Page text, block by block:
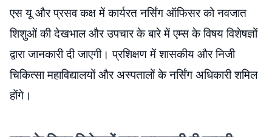
एस यू और प्रसव कक्ष में कार्यरत नर्सिंग ऑफिसर को नवजात
शिशुओं की देखभाल और उपचार के बारे में एम्स के विषय विशेषज्ञों
द्वारा जानकारी दी जाएगी। प्रशिक्षण में शासकीय और निजी
चिकित्सा महाविद्यालयों और अस्पतालों के नर्सिंग अधिकारी शमिल
होंगे।